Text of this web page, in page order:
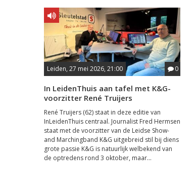
Leiden, 27 mei 2026, 21:00 0
In LeidenThuis aan tafel met K&G-
voorzitter René Truijers
René Truijers (62) staat in deze editie van
InLeidenThuis centraal. Journalist Fred Hermsen
staat met de voorzitter van de Leidse Show-
and Marchingband K&G uitgebreid stil bij diens
grote passie K&G is natuurlijk welbekend van
de optredens rond 3 oktober, maar...